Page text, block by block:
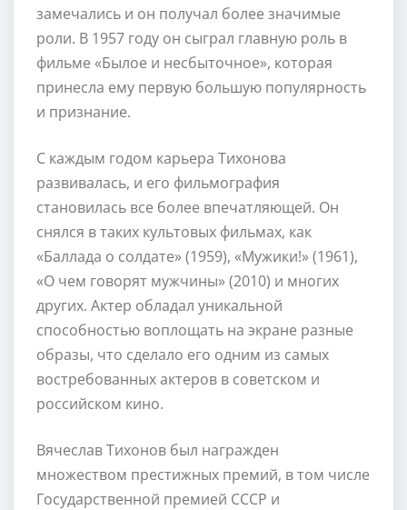
замечались и он получал более значимые
роли. В 1957 году он сыграл главную роль в
фильме «Былое и несбыточное», которая
принесла ему первую большую популярность
и признание.
С каждым годом карьера Тихонова
развивалась, и его фильмография
становилась все более впечатляющей. Он
снялся в таких культовых фильмах, как
«Баллада о солдате» (1959), «Мужики!» (1961),
«О чем говорят мужчины» (2010) и многих
других. Актер обладал уникальной
способностью воплощать на экране разные
образы, что сделало его одним из самых
востребованных актеров в советском и
российском кино.
Вячеслав Тихонов был награжден
множеством престижных премий, в том числе
Государственной премией СССР и